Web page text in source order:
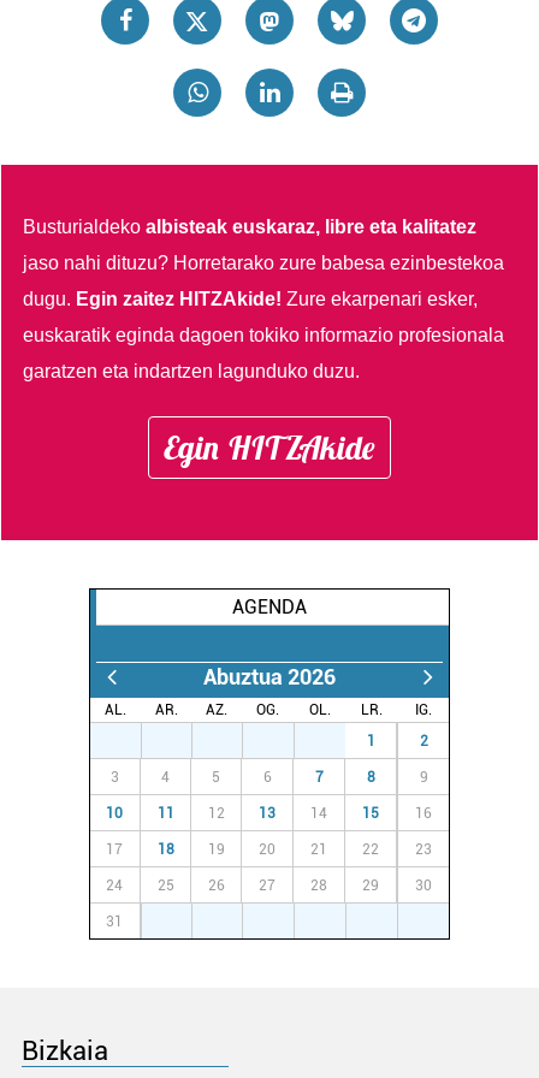
fitxategiak erabiltzen ditu. Zure esperientzia eta
zerbitzuak hobetzeko asmoz, cookie teknologiaz
baliatzen gara. Ohar hau onartuz gero, teknologia hori
erabiltzeko baimen esplizitua ematen diguzu.
Busturialdekoalbisteak euskaraz, libre eta kalitatez
jaso nahi dituzu? Horretarako zure babesa ezinbestekoa
dugu. Egin zaitez HITZAkide!Zure ekarpenari esker,
euskaratik eginda dagoen tokiko informazio profesionala
garatzen eta indartzen lagunduko duzu.
Egin HITZAkide
AGENDA
Abuztua 2026
AL. AR. AZ. OG. OL. LR.
IG.
1 2
3 4 5 6 7 8 9
10 11 12 13 14 15 16
17 18 19 20 21 22 23
24 25 26 27 28 29 30
31
Bizkaia